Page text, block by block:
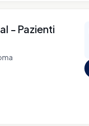
- Pazienti